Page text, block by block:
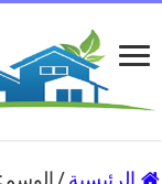
الرئيسية /